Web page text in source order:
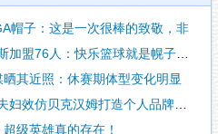
帽子：这是一次很棒的致敬，非
盟76人：快乐篮球就是幌子，真正
其近照：休赛期体型变化明显
仿贝克汉姆打造个人品牌，科琳身
级英雄真的存在！